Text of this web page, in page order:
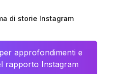
di storie Instagram
approfondimenti e
rapporto Instagram